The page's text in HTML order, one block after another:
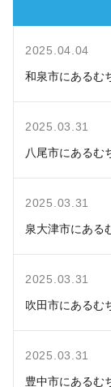
2025.04.04
和泉市にあるむ
2025.03.31
八尾市にあるむ
2025.03.31
泉大津市にある
2025.03.31
吹田市にあるむ
2025.03.31
豊中市にあるむ